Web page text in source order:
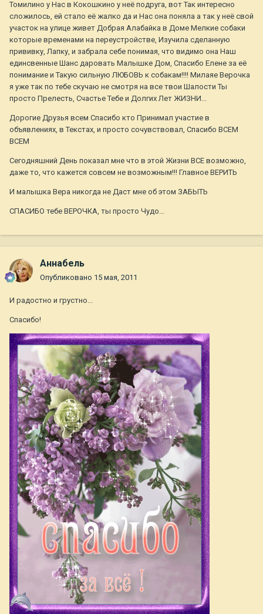
Томилино у Нас в Кокошкино у неё подруга, вот Так интересно
сложилось, ей стало её жалко да и Нас она поняла а так у неё свой
участок на улице живет Добрая Алабайка в Доме Мелкие собаки
которые временами на переустройстве, Изучила сделанную
прививку, Лапку, и забрала себе понимая, что видимо она Наш
единсвенные Шанс даровать Малышке Дом, Спасибо Елене за её
понимание и Такую сильную ЛЮБОВЬ к собакам!!!! Милаяе Верочка
я уже так по тебе скучаю не смотря на все твои Шалости Ты
просто Прелесть, Счастье Тебе и Долгих Лет ЖИЗНИ...
Дорогие Друзья всем Спасибо кто Принимал участие в
объявлениях, в Текстах, и просто сочувствовал, Спасибо ВСЕМ
ВСЕМ
Сегодняшний День показал мне что в этой Жизни ВСЕ возможно,
даже то, что кажется совсем не возможным!!! Главное ВЕРИТЬ
И малышка Вера никогда не Даст мне об этом ЗАБЫТЬ
СПАСИБО тебе ВЕРОЧКА, ты просто Чудо...
Aннaбель
Опубликовано 15 мая, 2011
И радостно и грустно...
Спасибо!